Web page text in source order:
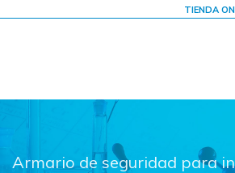
TIENDA
Armario de seguridad para